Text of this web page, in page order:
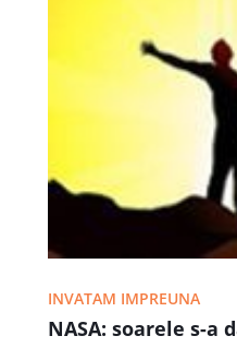
INVATAM IMPREUNA
NASA: soarele s-a